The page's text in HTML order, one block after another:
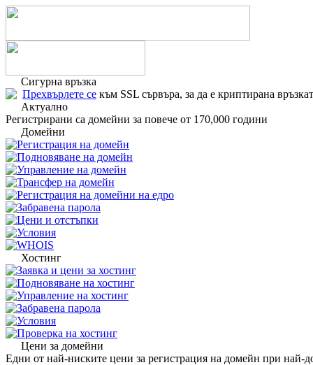
Сигурна връзка
Прехвърлете се към SSL сървъра, за да е криптирана
Актуално
Регистрирани са домейни за повече от 170,000 години
Домейни
Регистрация на домейн
Подновяване на домейн
Управление на домейн
Трансфер на домейн
Регистрация на домейни на едро
Забравена парола
Цени и отстъпки
Условия
WHOIS
Хостинг
Заявка и цени за хостинг
Подновяване на хостинг
Управление на хостинг
Забравена парола
Условия
Проверка на хостинг
Цени за домейни
Едни от най-ниските цени за регистрация на домейн при най-